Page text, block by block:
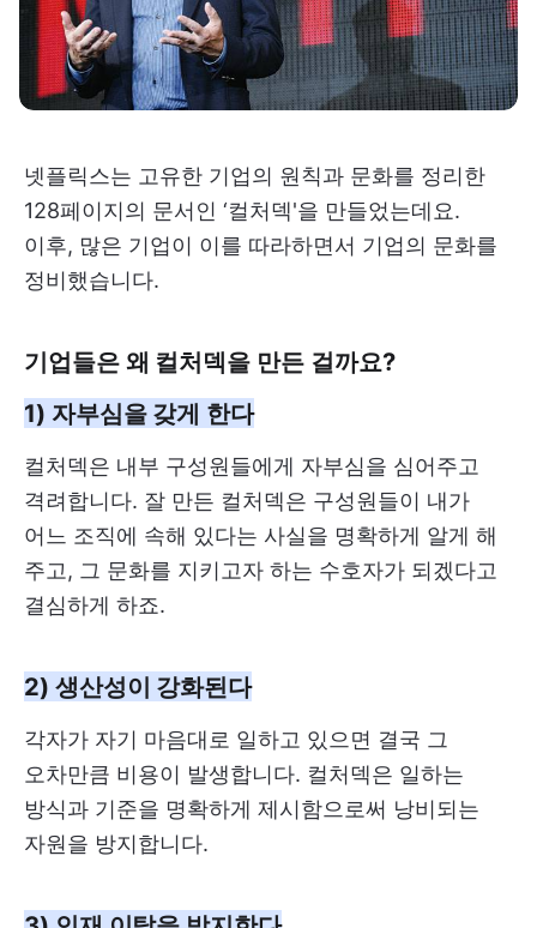
넷플릭스는 고유한 기업의 원칙과 문화를 정리한
128페이지의 문서인 ‘컬처덱'을 만들었는데요.
이후, 많은 기업이 이를 따라하면서 기업의 문화를
정비했습니다.
기업들은 왜 컬처덱을 만든 걸까요?
1) 자부심을 갖게 한다
컬처덱은 내부 구성원들에게 자부심을 심어주고
격려합니다. 잘 만든 컬처덱은 구성원들이 내가
어느 조직에 속해 있다는 사실을 명확하게 알게 해
주고, 그 문화를 지키고자 하는 수호자가 되겠다고
결심하게 하죠.
2) 생산성이 강화된다
각자가 자기 마음대로 일하고 있으면 결국 그
오차만큼 비용이 발생합니다. 컬처덱은 일하는
방식과 기준을 명확하게 제시함으로써 낭비되는
자원을 방지합니다.